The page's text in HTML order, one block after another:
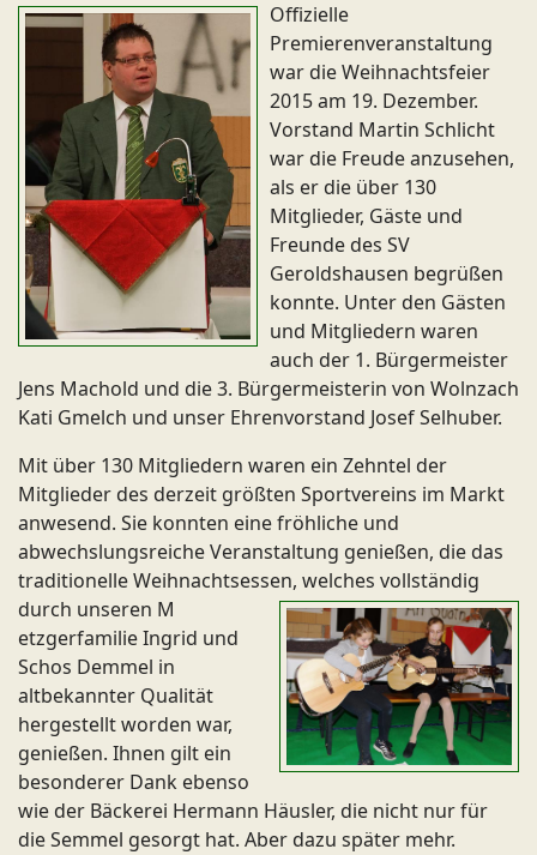
Offizielle
Premierenveranstaltung
war die Weihnachtsfeier
2015 am 19. Dezember.
Vorstand Martin Schlicht
war die Freude anzusehen,
als er die über 130
Mitglieder, Gäste und
Freunde des SV
Geroldshausen begrüßen
konnte. Unter den Gästen
und Mitgliedern waren
auch der 1. Bürgermeister
Jens Machold und die 3. Bürgermeisterin von Wolnzach
Kati Gmelch und unser Ehrenvorstand Josef Selhuber.
Mit über 130 Mitgliedern waren ein Zehntel der
Mitglieder des derzeit größten Sportvereins im Markt
anwesend. Sie konnten eine fröhliche und
abwechslungsreiche Veranstaltung genießen, die das
traditionelle Weihnachtsessen, welches vollständig
durch unseren M
etzgerfamilie Ingrid und
Schos Demmel in
altbekannter Qualität
hergestellt worden war,
genießen. Ihnen gilt ein
besonderer Dank ebenso
wie der Bäckerei Hermann Häusler, die nicht nur für
die Semmel gesorgt hat. Aber dazu später mehr.